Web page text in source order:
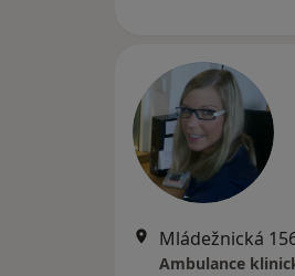
Mládežnická
Ambulance